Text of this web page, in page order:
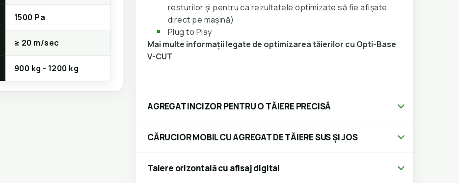
1500 Pa
≥ 20 m/sec
900 kg - 1200 kg
resturilor și pentru ca rezultatele optimizate să fie afișate
direct pe mașină)
Plug to Play
Mai multe informații legate de optimizarea tăierilor cu Opti-Base
V-CUT
AGREGAT INCIZOR PENTRU O TĂIERE PRECISĂ
CĂRUCIOR MOBIL CU AGREGAT DE TĂIERE SUS ȘI JOS
Taiere orizontală cu afisaj digital